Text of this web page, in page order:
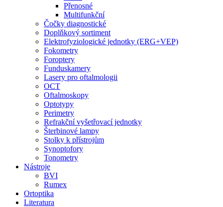
Přenosné
Multifunkční
Čočky diagnostické
Doplňkový sortiment
Elektrofyziologické jednotky (ERG+VEP)
Fokometry
Foroptery
Funduskamery
Lasery pro oftalmologii
OCT
Oftalmoskopy
Optotypy
Perimetry
Refrakční vyšetřovací jednotky
Šterbinové lampy
Stolky k přístrojům
Synoptofory
Tonometry
Nástroje
BVI
Rumex
Ortoptika
Literatura